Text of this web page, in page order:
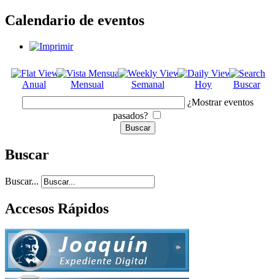
Calendario de eventos
Anual Mensual Semanal Hoy
Buscar
¿Mostrar eventos
pasados?
Buscar
Buscar...
Accesos Rápidos